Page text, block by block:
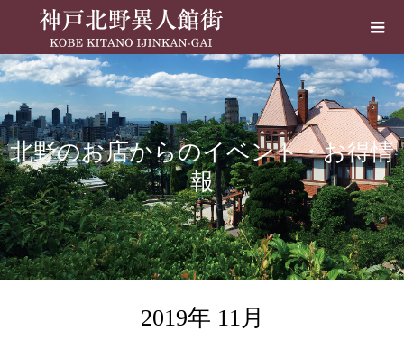
北野のお店からのイベント・お得情
報
2019年 11月